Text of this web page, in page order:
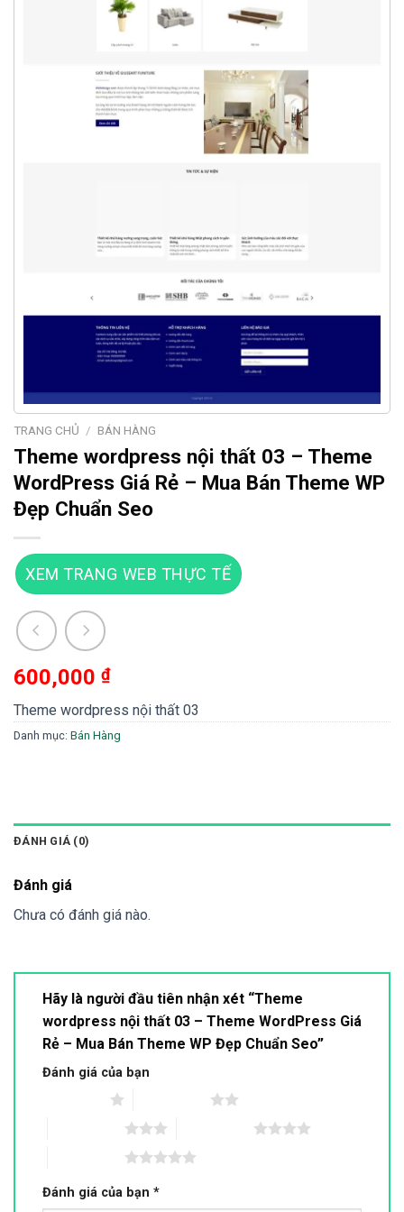
TRANG CHỦ / BÁN HÀNG
Theme wordpress nội thất 03 – Theme
WordPress Giá Rẻ – Mua Bán Theme WP
Đẹp Chuẩn Seo
XEM TRANG WEB THỰC TẾ
600,000 ₫
Theme wordpress nội thất 03
Danh mục: Bán Hàng
ĐÁNH GIÁ (0)
Đánh giá
Chưa có đánh giá nào.
Hãy là người đầu tiên nhận xét “Theme
wordpress nội thất 03 – Theme WordPress Giá
Rẻ – Mua Bán Theme WP Đẹp Chuẩn Seo”
Đánh giá của bạn
Đánh giá của bạn *